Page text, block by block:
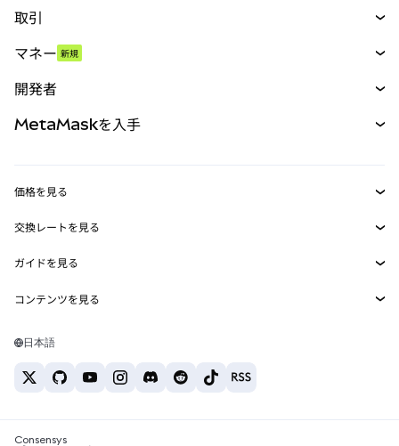
取引
パーペチュアル
RWA
マネー 新規
開発者
MetaMask Connect
Snaps
Web3サービス
MetaMaskを入手
セキュリティ
サポート
キャリア
お問い合わせ
価格を見る
イーサリアムの価格
Solanaの価格
Tetherの価格
交換レートを見る
ETH→USD
USDT→INR
BTC→INR
ETH→USDT
ガイドを見る
ETHの購入
USDTの購入
SHIBの購入
コンテンツを見る
Solanaウォレット
日本語
Consensys